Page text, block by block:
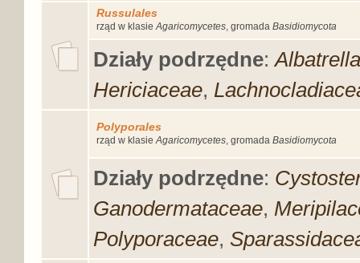
Russulales
rząd w klasie Agaricomycetes, gromada Basidiomycota
Działy podrzędne:
Hericiaceae,
Polyporales
rząd w klasie Agaricomycetes, gromada Basidiomycota
Działy podrzędne:
Ganodermataceae,
Polyporaceae,